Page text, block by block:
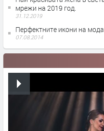
мрежи на 2019 год.
31.12.2019
Перфектните икони на
07.08.2014